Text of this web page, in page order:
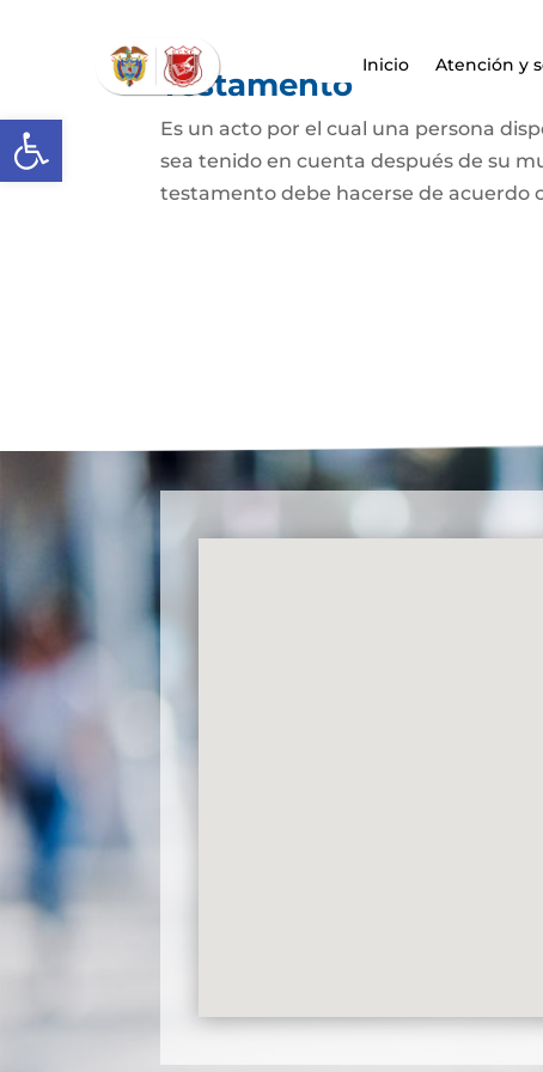
Abrir barra de herramientas
Inicio Atención y
Testamento
Es un acto por el cual una persona
sea tenido en cuenta después de su
testamento debe hacerse de acuerdo